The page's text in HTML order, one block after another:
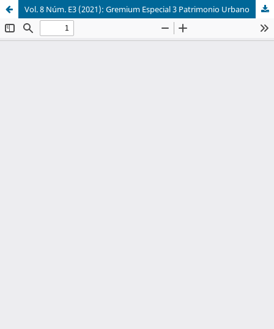
Vol. 8 Núm. E3 (2021): Gremium Especial 3 Patrimonio Urbano